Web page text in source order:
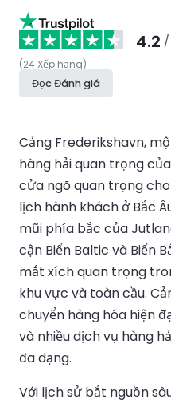
4.2 /
(24 Xếp hạng)
Đọc Đánh giá
Cảng Frederikshavn,
hàng hải quan trọng
cửa ngõ quan trọng
lịch hành khách ở Bắc
mũi phía bắc của
cận Biển Baltic và Biển
mắt xích quan trọng
khu vực và toàn cầu.
chuyển hàng hóa hiện
và nhiều dịch vụ hàng
đa dạng.
Với lịch sử bắt nguồn